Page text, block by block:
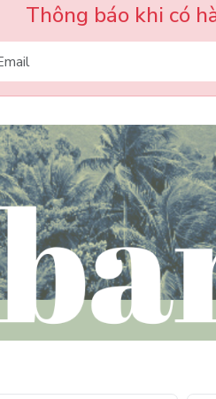
Thông báo khi có